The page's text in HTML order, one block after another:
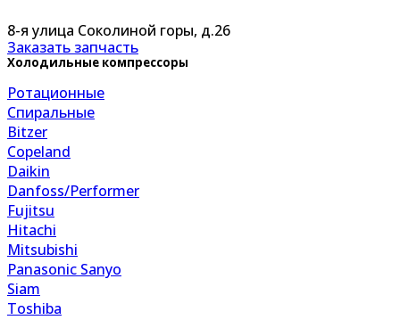
8-я улица Соколиной горы, д.26
Заказать запчасть
Холодильные компрессоры
Ротационные
Спиральные
Bitzer
Copeland
Daikin
Danfoss/Performer
Fujitsu
Hitachi
Mitsubishi
Panasonic Sanyo
Siam
Toshiba